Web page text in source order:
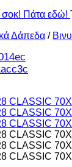
σοκ! Πάτα εδώ!
Δάπεδα /